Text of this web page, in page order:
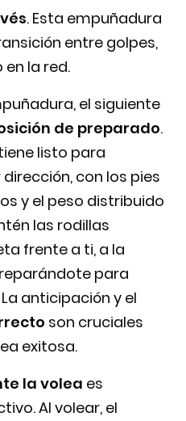
. Esta empuñadura
entre golpes,
la red.
el siguiente
de preparado.
listo para
con los pies
y el peso distribuido
las rodillas
frente a ti, a la
para
anticipación y el
son cruciales
exitosa.
la volea es
Al volear, el